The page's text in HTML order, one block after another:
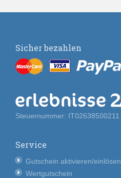
Sicher bezahlen
Steuernummer: IT02638500211
Service
Gutschein aktivieren/einlösen
Wertgutschein